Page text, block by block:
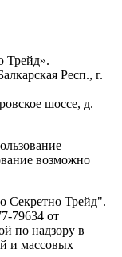
Трейд».
Респ., г.
шоссе, д.
возможно
Секретно Трейд".
79634 от
по надзору в
и массовых